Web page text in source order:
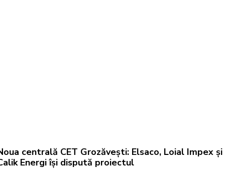
centrală CET Grozăvești: Elsaco, Loial Impex și
Energi își dispută proiectul